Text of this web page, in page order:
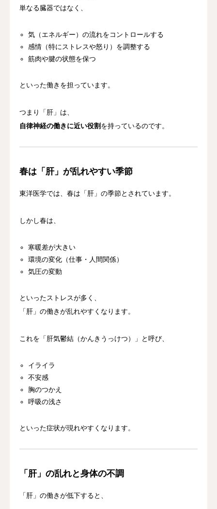
単なる臓器ではなく、
気（エネルギー）の流れをコントロールする
感情（特にストレスや怒り）を調整する
筋肉や腱の状態を保つ
といった働きを担っています。
つまり「肝」は、
自律神経の働きに近い役割 を持っているのです。
春は「肝」が乱れやすい季節
東洋医学では、春は「肝」の季節とされています。
しかし春は、
寒暖差が大きい
環境の変化（仕事・人間関係）
気圧の変動
といったストレスが多く、
「肝」の働きが乱れやすくなります。
これを「肝気鬱結（かんきうっけつ）」と呼び、
イライラ
不安感
胸のつかえ
呼吸の浅さ
といった症状が現れやすくなります。
「肝」の乱れと身体の不調
「肝」の働きが低下すると、